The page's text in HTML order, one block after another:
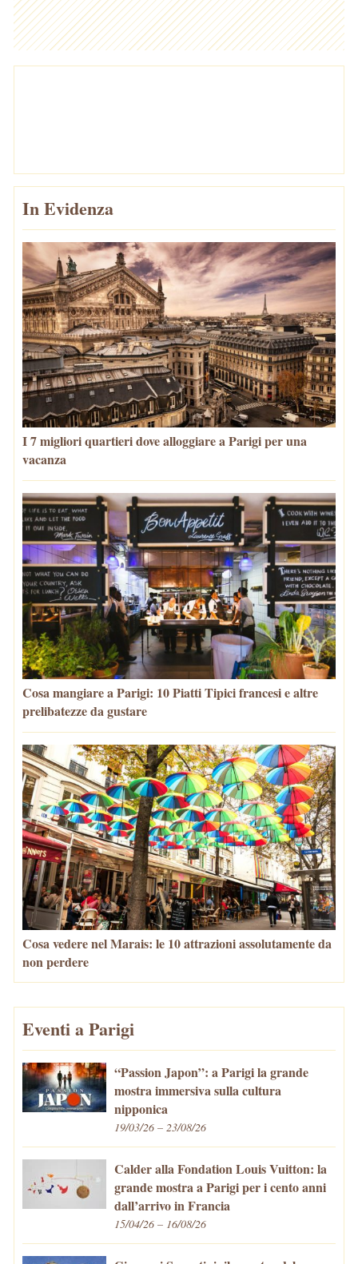
In Evidenza
I 7 migliori quartieri dove alloggiare a Parigi per una
vacanza
Cosa mangiare a Parigi: 10 Piatti Tipici francesi e altre
prelibatezze da gustare
Cosa vedere nel Marais: le 10 attrazioni assolutamente da
non perdere
Eventi a Parigi
“Passion Japon”: a Parigi la grande
mostra immersiva sulla cultura
nipponica
19/03/26 – 23/08/26
Calder alla Fondation Louis Vuitton: la
grande mostra a Parigi per i cento anni
dall’arrivo in Francia
15/04/26 – 16/08/26